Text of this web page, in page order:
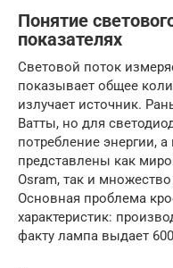
Понятие
показателях
Световой поток
показывает общее
излучает источник.
Ватты, но для
потребление энергии,
представлены как
Osram, так и
Основная проблема
характеристик:
факту лампа выдает